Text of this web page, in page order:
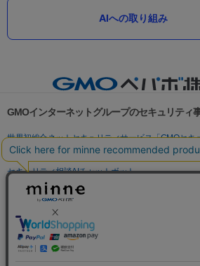
AIへの取り組み
GMOインターネットグループのセキュリティ
世界初総合ネットセキュリティサービス「GMOセキ
パスワード漏洩診断
Webサイトリスク診断
セキュリティ相談AIチャットボット
実在証明・盗聴対策
サイバー攻撃対策（GMO Flatt Security）
セキュリティ事業の軌跡